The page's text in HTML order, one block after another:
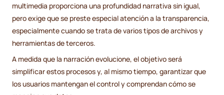
multimedia proporciona una profundidad narrativa sin igual,
pero exige que se preste especial atención a la transparencia,
especialmente cuando se trata de varios tipos de archivos y
herramientas de terceros.
A medida que la narración evolucione, el objetivo será
simplificar estos procesos y, al mismo tiempo, garantizar que
los usuarios mantengan el control y comprendan cómo se